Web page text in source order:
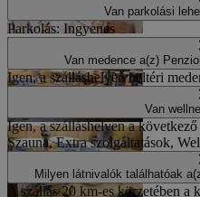
Van parkolási
Parkolás: Ingyenes
Van medence a(z)
Igen, a szálláshelyen beltéri
Van
Igen, a szálláshelyen a
Szauna, Extra szolgáltatások,
Milyen látnivalók találhatóak
A szállás 20 km-es körzetében